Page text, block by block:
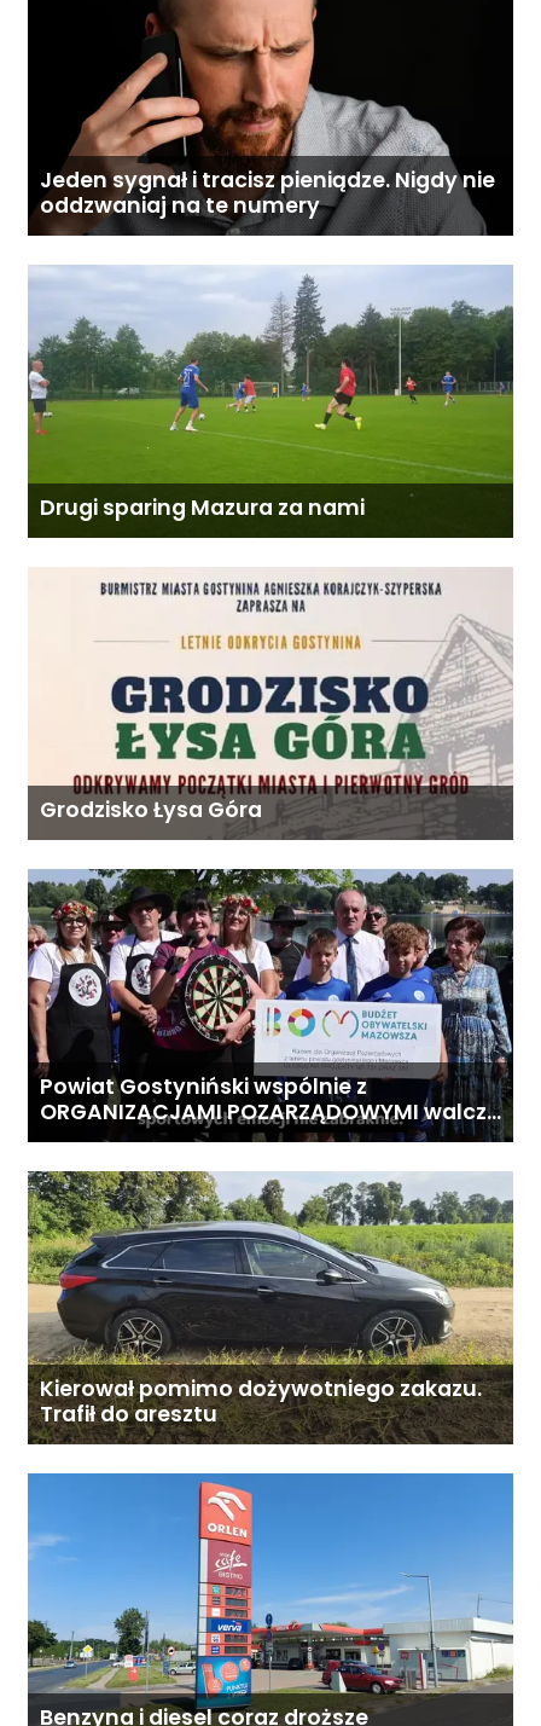
Jeden sygnał i tracisz pieniądze. Nigdy nie
oddzwaniaj na te numery
Drugi sparing Mazura za nami
Grodzisko Łysa Góra
Powiat Gostyniński wspólnie z
ORGANIZACJAMI POZARZĄDOWYMI walczą
o środki z Budżetu Obywatelskiego
terenu!
Kierował pomimo dożywotniego zakazu.
Trafił do aresztu
Benzyna i diesel coraz droższe